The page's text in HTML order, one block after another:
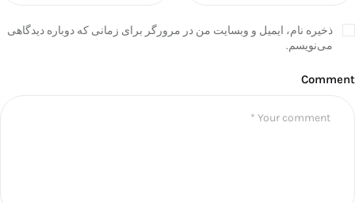
ذخیره نام، ایمیل و وبسایت من در مرورگر برای زمانی که دوباره دیدگاهی
می‌نویسم.
Comment